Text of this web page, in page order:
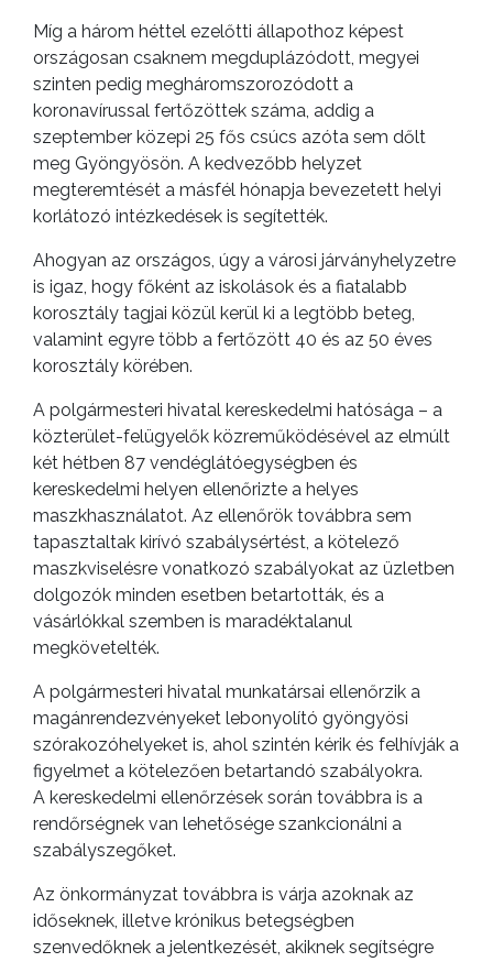
A
VÁROS
PÉNZÜGYEI
KÖLTSÉGVETÉSI
RENDELETEK
AZ
ÉPÜLŐ
VÁROS
FEJLESZTÉSEK
KÖRNYEZETVÉDELEM
TELEPÜLÉSRENDEZÉS
STRATÉGIÁK
ÉS
BEJELENTŐ
Míg a három héttel ezelőtti állapothoz képest
országosan csaknem megduplázódott, megyei
szinten pedig megháromszorozódott a
koronavírussal fertőzöttek száma, addig a
szeptember közepi 25 fős csúcs azóta sem dőlt
meg Gyöngyösön. A kedvezőbb helyzet
megteremtését a másfél hónapja bevezetett helyi
korlátozó intézkedések is segítették.
Ahogyan az országos, úgy a városi járványhelyzetre
is igaz, hogy főként az iskolások és a fiatalabb
korosztály tagjai közül kerül ki a legtöbb beteg,
valamint egyre több a fertőzött 40 és az 50 éves
korosztály körében.
A polgármesteri hivatal kereskedelmi hatósága – a
közterület-felügyelők közreműködésével az elmúlt
két hétben 87 vendéglátóegységben és
kereskedelmi helyen ellenőrizte a helyes
maszkhasználatot. Az ellenőrök továbbra sem
tapasztaltak kirívó szabálysértést, a kötelező
maszkviselésre vonatkozó szabályokat az üzletben
dolgozók minden esetben betartották, és a
vásárlókkal szemben is maradéktalanul
megkövetelték.
A polgármesteri hivatal munkatársai ellenőrzik a
magánrendezvényeket lebonyolító gyöngyösi
szórakozóhelyeket is, ahol szintén kérik és felhívják a
figyelmet a kötelezően betartandó szabályokra.
A kereskedelmi ellenőrzések során továbbra is a
rendőrségnek van lehetősége szankcionálni a
szabályszegőket.
Az önkormányzat továbbra is várja azoknak az
időseknek, illetve krónikus betegségben
szenvedőknek a jelentkezését, akiknek segítségre